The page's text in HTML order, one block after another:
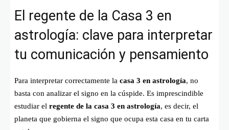
El regente de la Casa 3 en
astrología: clave para interpretar
tu comunicación y pensamiento
Para interpretar correctamente la casa 3 en astrología, no
basta con analizar el signo en la cúspide. Es imprescindible
estudiar el regente de la casa 3 en astrología, es decir, el
planeta que gobierna el signo que ocupa esta casa en tu carta